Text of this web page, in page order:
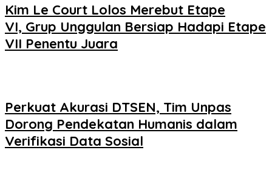
Kim Le Court Lolos Merebut Etape
VI, Grup Unggulan Bersiap Hadapi Etape
VII Penentu Juara
Perkuat Akurasi DTSEN, Tim Unpas
Dorong Pendekatan Humanis dalam
Verifikasi Data Sosial